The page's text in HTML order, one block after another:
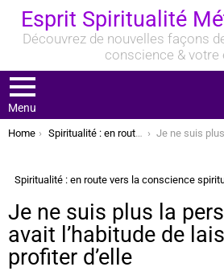
Esprit Spiritualité
Découvrez de nouvelles façons
conscience & votre
Menu
You are here:
Home Spiritualité : en route vers la conscience spirituelle Je ne suis plus la personne qui avait l’habitude de laisser
Spiritualité : en route vers la conscience
Je ne suis plus la
avait l’habitude de
profiter d’elle